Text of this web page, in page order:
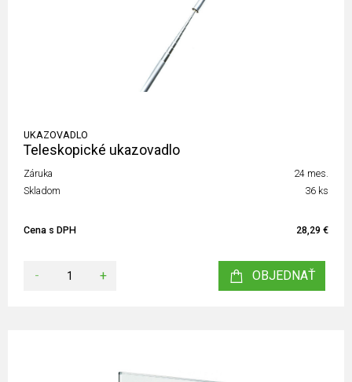
UKAZOVADLO
Teleskopické ukazovadlo
Záruka
24 mes.
Skladom
36 ks
Cena s DPH 28,29 €
- + OBJEDNAŤ